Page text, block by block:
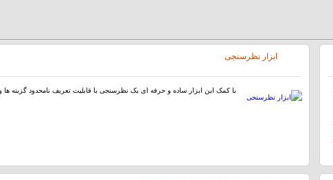
ابزار نظرسنجی
با کمک این ابزار ساده و حرفه ای یک نظرسنجی با قابلیت تعریف نامحدود گزینه ها